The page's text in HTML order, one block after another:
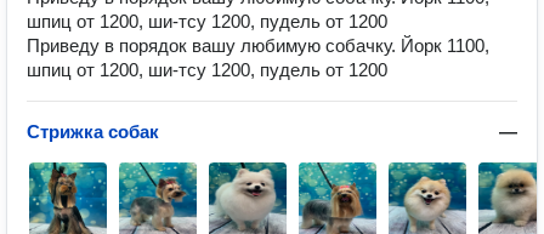
шпиц от 1200, ши-тсу 1200, пудель от 1200
Приведу в порядок вашу любимую собачку. Йорк 1100,
шпиц от 1200, ши-тсу 1200, пудель от 1200
Стрижка собак —